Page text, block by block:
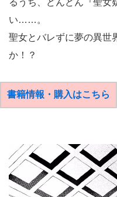
い……。
聖女とバレずに夢の異世
か！？
書籍情報・購入はこちら